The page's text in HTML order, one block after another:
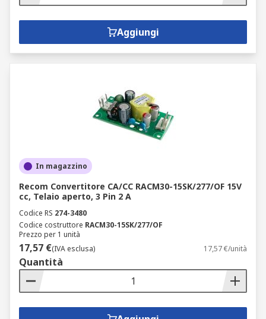
Aggiungi
In magazzino
Recom Convertitore CA/CC RACM30-15SK/277/OF 15V
cc, Telaio aperto, 3 Pin 2 A
Codice RS 274-3480
Codice costruttore RACM30-15SK/277/OF
Prezzo per 1 unità
17,57 €(IVA esclusa) 17,57 €/unità
Quantità